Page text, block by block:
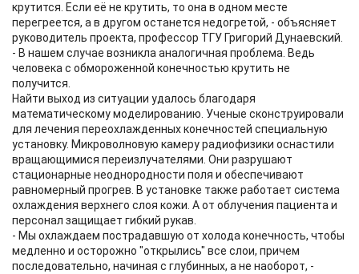
крутится. Если её не крутить, то она в одном месте
перегреется, а в другом останется недогретой, - объясняет
руководитель проекта, профессор ТГУ Григорий Дунаевский.
- В нашем случае возникла аналогичная проблема. Ведь
человека с обмороженной конечностью крутить не
получится.
Найти выход из ситуации удалось благодаря
математическому моделированию. Ученые сконструировали
для лечения переохлажденных конечностей специальную
установку. Микроволновую камеру радиофизики оснастили
вращающимися переизлучателями. Они разрушают
стационарные неоднородности поля и обеспечивают
равномерный прогрев. В установке также работает система
охлаждения верхнего слоя кожи. А от облучения пациента и
персонал защищает гибкий рукав.
- Мы охлаждаем пострадавшую от холода конечность, чтобы
медленно и осторожно "открылись" все слои, причем
последовательно, начиная с глубинных, а не наоборот, -